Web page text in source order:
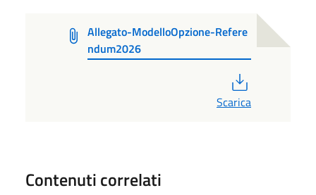
Allegato-ModelloOpzione-Refere
ndum2026
Scarica
Contenuti correlati